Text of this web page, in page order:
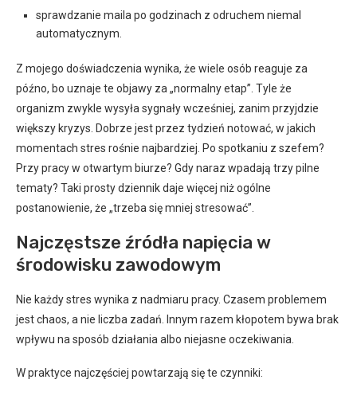
sprawdzanie maila po godzinach z odruchem niemal
automatycznym.
Z mojego doświadczenia wynika, że wiele osób reaguje za
późno, bo uznaje te objawy za „normalny etap”. Tyle że
organizm zwykle wysyła sygnały wcześniej, zanim przyjdzie
większy kryzys. Dobrze jest przez tydzień notować, w jakich
momentach stres rośnie najbardziej. Po spotkaniu z szefem?
Przy pracy w otwartym biurze? Gdy naraz wpadają trzy pilne
tematy? Taki prosty dziennik daje więcej niż ogólne
postanowienie, że „trzeba się mniej stresować”.
Najczęstsze źródła napięcia w
środowisku zawodowym
Nie każdy stres wynika z nadmiaru pracy. Czasem problemem
jest chaos, a nie liczba zadań. Innym razem kłopotem bywa brak
wpływu na sposób działania albo niejasne oczekiwania.
W praktyce najczęściej powtarzają się te czynniki: